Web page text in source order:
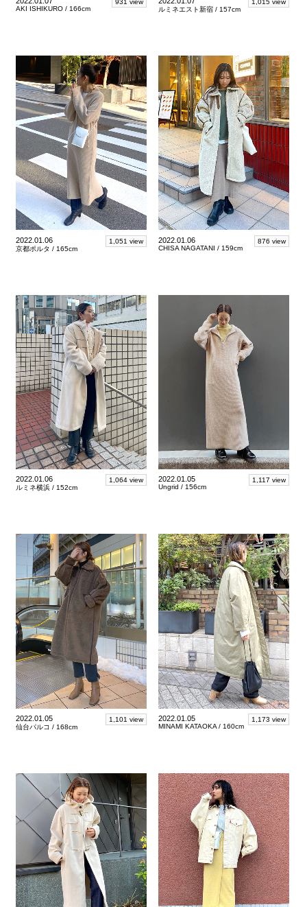
AKI ISHIKURO / 166cm
931 view
ルミネエスト新宿 / 157cm
1,015 view
2022.01.06
京都ポルタ / 165cm
1,051 view 2022.01.06
CHISA NAGATANI / 159cm
876 view
2022.01.06
ルミネ横浜 /152cm
1,064 view 2022.01.05
Ungrid /156cm
1,117 view
2022.01.05
仙台パルコ / 168cm
1,101 view 2022.01.05
MINAMI KATAOKA / 160cm
1,173 view